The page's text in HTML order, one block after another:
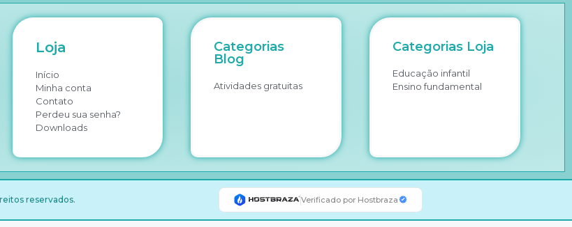
Loja
Início
Minha conta
Contato
Perdeu sua senha?
Downloads
Categorias
Blog
Atividades gratuitas
Categorias Loja
Educação infantil
Ensino fundamental
reservados.